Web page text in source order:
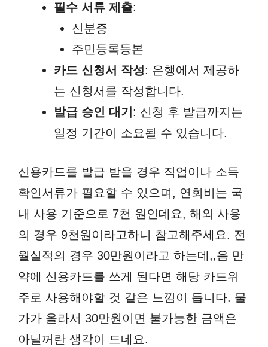
필수 서류 제출:
신분증
주민등록등본
카드 신청서 작성: 은행에서 제공하
는 신청서를 작성합니다.
발급 승인 대기 : 신청 후 발급까지는
일정 기간이 소요될 수 있습니다.
신용카드를 발급 받을 경우 직업이나 소득
확인서류가 필요할 수 있으며, 연회비는 국
내 사용 기준으로 7천 원인데요, 해외 사용
의 경우 9천원이라고하니 참고해주세요. 전
월실적의 경우 30만원이라고 하는데,,음 만
약에 신용카드를 쓰게 된다면 해당 카드위
주로 사용해야할 것 같은 느낌이 듭니다. 물
가가 올라서 30만원이면 불가능한 금액은
아닐꺼란 생각이 드네요.